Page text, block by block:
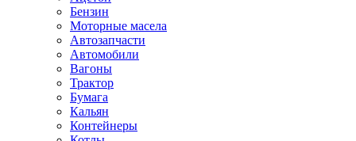
Бензин
Моторные масела
Автозапчасти
Автомобили
Вагоны
Трактор
Бумага
Кальян
Контейнеры